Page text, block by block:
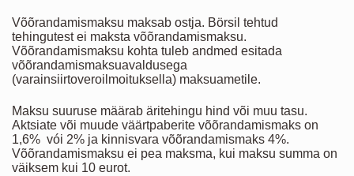
Võõrandamismaksu maksab ostja. Börsil tehtud
tehingutest ei maksta võõrandamismaksu.
Võõrandamismaksu kohta tuleb andmed esitada
võõrandamismaksuavaldusega
(varainsiirtoveroilmoituksella) maksuametile.
Maksu suuruse määrab äritehingu hind või muu tasu.
Aktsiate või muude väärtpaberite võõrandamismaks on
1,6% vói 2% ja kinnisvara võõrandamismaks 4%.
Võõrandamismaksu ei pea maksma, kui maksu summa on
väiksem kui 10 eurot.